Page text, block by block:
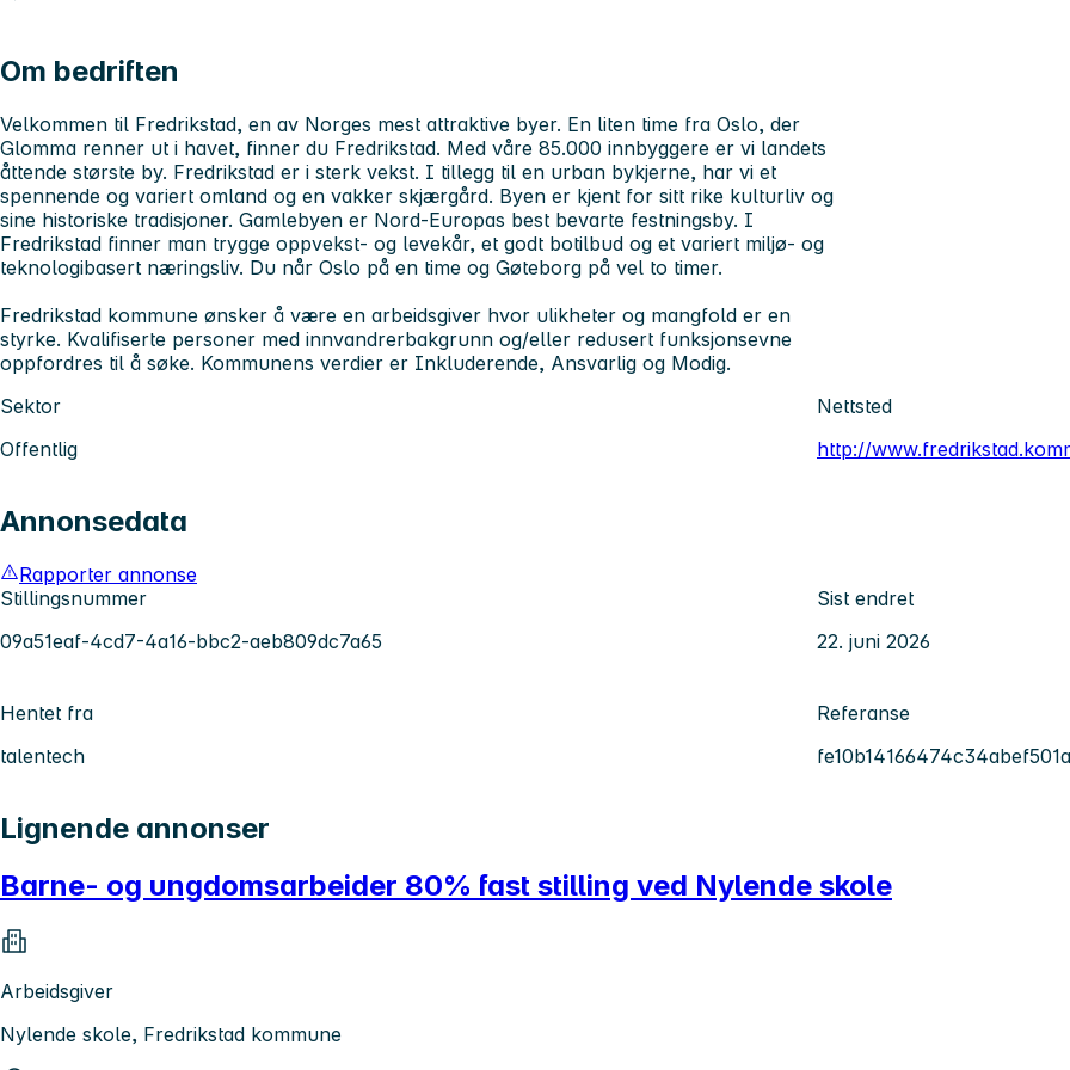
Om bedriften
Velkommen til Fredrikstad, en av Norges mest attraktive byer. En liten time fra Oslo, der
Glomma renner ut i havet, finner du Fredrikstad. Med våre 85.000 innbyggere er vi landets
åttende største by. Fredrikstad er i sterk vekst. I tillegg til en urban bykjerne, har vi et
spennende og variert omland og en vakker skjærgård. Byen er kjent for sitt rike kulturliv og
sine historiske tradisjoner. Gamlebyen er Nord-Europas best bevarte festningsby. I
Fredrikstad finner man trygge oppvekst- og levekår, et godt botilbud og et variert miljø- og
teknologibasert næringsliv. Du når Oslo på en time og Gøteborg på vel to timer.
Fredrikstad kommune ønsker å være en arbeidsgiver hvor ulikheter og mangfold er en
styrke. Kvalifiserte personer med innvandrerbakgrunn og/eller redusert funksjonsevne
oppfordres til å søke. Kommunens verdier er Inkluderende, Ansvarlig og Modig.
Sektor
Offentlig
Nettsted
http://
Annonsedata
Rapporter annonse
Stillingsnummer
09a51eaf-4cd7-4a16-bbc2-aeb809dc7a65
Sist endret
22. juni 2026
Hentet fra
talentech
Referanse
Lignende annonser
Barne- og ungdomsarbeider 80% fast stilling ved Nylende skole
Arbeidsgiver
Nylende skole, Fredrikstad kommune